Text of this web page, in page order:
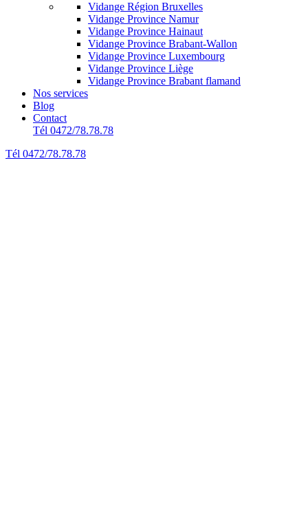
Vidange Région Bruxelles
Vidange Province Namur
Vidange Province Hainaut
Vidange Province Brabant-Wallon
Vidange Province Luxembourg
Vidange Province Liège
Vidange Province Brabant flamand
Nos services
Blog
Contact
Tél 0472/78.78.78
Tél 0472/78.78.78